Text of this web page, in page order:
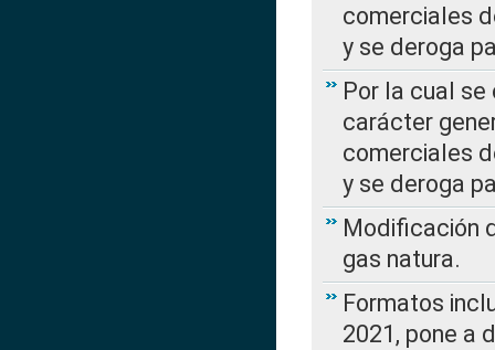
comerciales
y se deroga
Por la cual
carácter
comerciales
y se deroga
Modificación
gas natura.
Formatos
2021, pone a